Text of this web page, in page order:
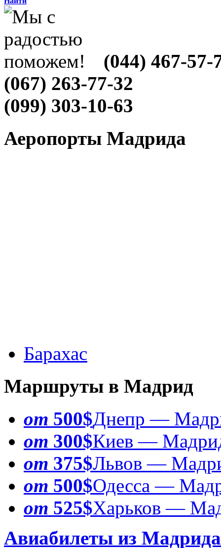
(044) 467-57-
(067) 263-77-32
(099) 303-10-63
Аеропорты Мадрида
Барахас
Маршруты в Мадрид
от 500$Днепр —
от 300$Киев —
от 375$Львов —
от 500$Одесса —
от 525$Харьков —
Авиабилеты из Мадрида